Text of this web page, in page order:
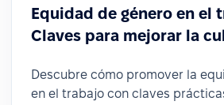
Equidad de género en el
Claves para mejorar la
Descubre cómo promover la
en el trabajo con claves